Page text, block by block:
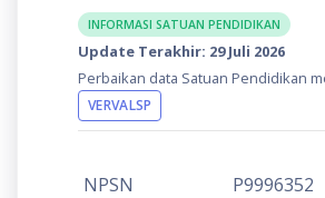
INFORMASI SATUAN PENDIDIKAN
Update Terakhir: 29 Juli 2026
Perbaikan data Satuan Pendidikan
VERVALSP
NPSN
P9996352